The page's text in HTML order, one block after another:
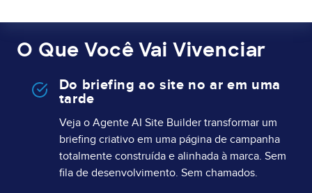
O Que Você Vai Vivenciar
Do briefing ao site no ar em uma
tarde
Veja o Agente AI Site Builder transformar um
briefing criativo em uma página de campanha
totalmente construída e alinhada à marca. Sem
fila de desenvolvimento. Sem chamados.